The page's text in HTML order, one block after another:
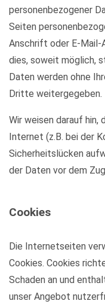
personenbezogener
Seiten
Anschrift oder E-Mail-
dies, soweit möglich,
Daten werden ohne
Dritte weitergegeben.
Wir weisen darauf hin,
Internet (z.B. bei der
Sicherheitslücken
der Daten vor dem
Cookies
Die Internetseiten
Cookies. Cookies
Schaden an und
unser Angebot